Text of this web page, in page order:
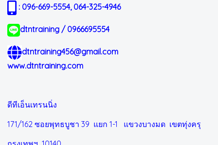
: 096-669-5554, 064-325-4946
dtntraining / 0966695554
dtntraining456@gmail.com
www.dtntraining.com
ดีทีเอ็นเทรนนิ่ง
171/162 ซอยพุทธบูชา 39 แยก 1-1 แขวงบางมด เขตทุ่งครุ